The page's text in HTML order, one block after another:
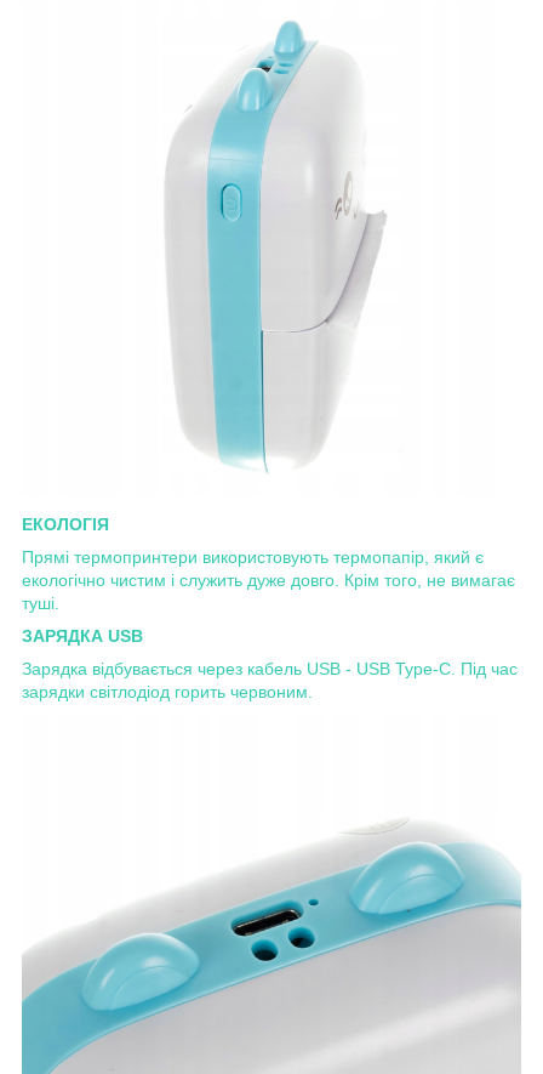
ЕКОЛОГІЯ
Прямі термопринтери використовують термопапір, який є
екологічно чистим і служить дуже довго. Крім того, не вимагає
туші.
ЗАРЯДКА USB
Зарядка відбувається через кабель USB - USB Type-C. Під час
зарядки світлодіод горить червоним.